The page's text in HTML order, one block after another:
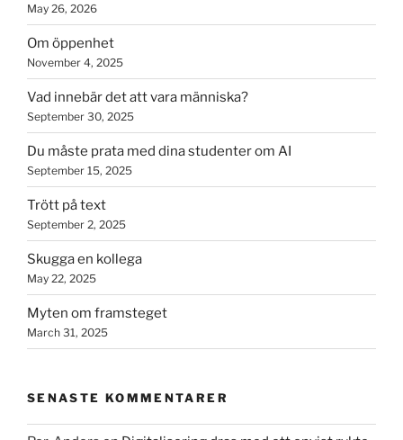
May 26, 2026
Om öppenhet
November 4, 2025
Vad innebär det att vara människa?
September 30, 2025
Du måste prata med dina studenter om AI
September 15, 2025
Trött på text
September 2, 2025
Skugga en kollega
May 22, 2025
Myten om framsteget
March 31, 2025
SENASTE KOMMENTARER